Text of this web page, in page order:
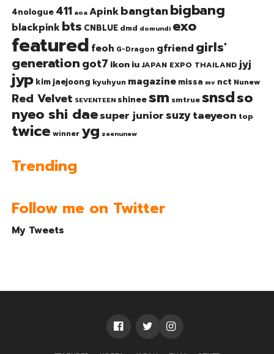
4nologue 411 aoa Apinkbangtanbigbang
blackpinkbts CNBLUE dmd domundi exo
featured feoh G-Dragon gfriend girls'
generationgot7 ikoniu JAPAN EXPO THAILAND jyj
jyp kim jaejoong kyuhyun magazine missa mv nct Nunew
Red Velvet SEVENTEEN shinee sm smtrue snsdso
nyeo shi daesuper junior suzytaeyeon top
twice winner yg zeenunew
Trending
Follow me on Twitter
My Tweets